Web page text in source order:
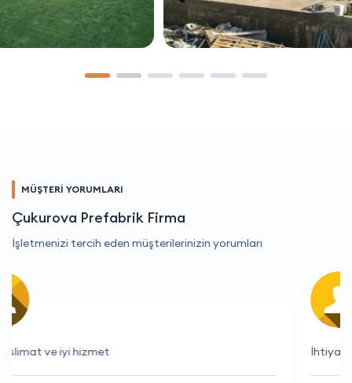
MÜŞTERİ YORUMLARI
Çukurova Prefabrik Firma
İşletmenizi tercih eden müşterilerinizin yorumları
İhtiyacım olan her bilgiye kolayca ulaşıyorum.